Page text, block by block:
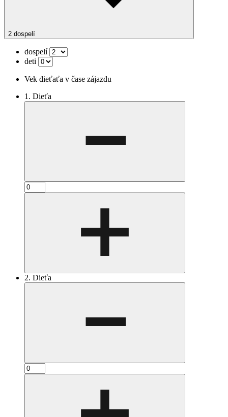
2 dospelí
dospelí
deti
Vek dieťaťa v čase zájazdu
1. Dieťa
2. Dieťa